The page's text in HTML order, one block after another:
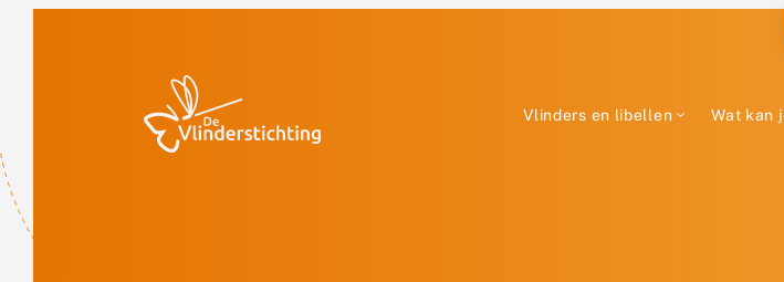
Vlinders en libellen Wat kan